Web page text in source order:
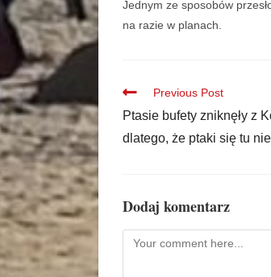
Jednym ze sposobów
na razie w planach.
Previous Post
Ptasie bufety zniknęły z
dlatego, że ptaki się tu nie
Dodaj komentarz